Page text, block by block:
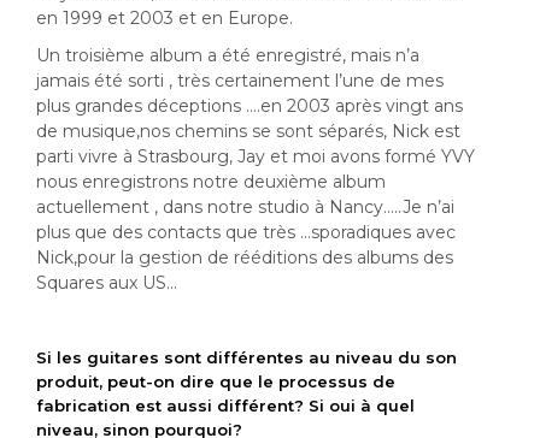
en 1999 et 2003 et en Europe.
Un troisième album a été enregistré, mais n’a
jamais été sorti , très certainement l’une de mes
plus grandes déceptions ….en 2003 après vingt ans
de musique,nos chemins se sont séparés, Nick est
parti vivre à Strasbourg, Jay et moi avons formé YVY
nous enregistrons notre deuxième album
actuellement , dans notre studio à Nancy…..Je n’ai
plus que des contacts que très …sporadiques avec
Nick,pour la gestion de rééditions des albums des
Squares aux US…
Si les guitares sont différentes au niveau du son
produit, peut-on dire que le processus de
fabrication est aussi différent? Si oui à quel
niveau, sinon pourquoi?